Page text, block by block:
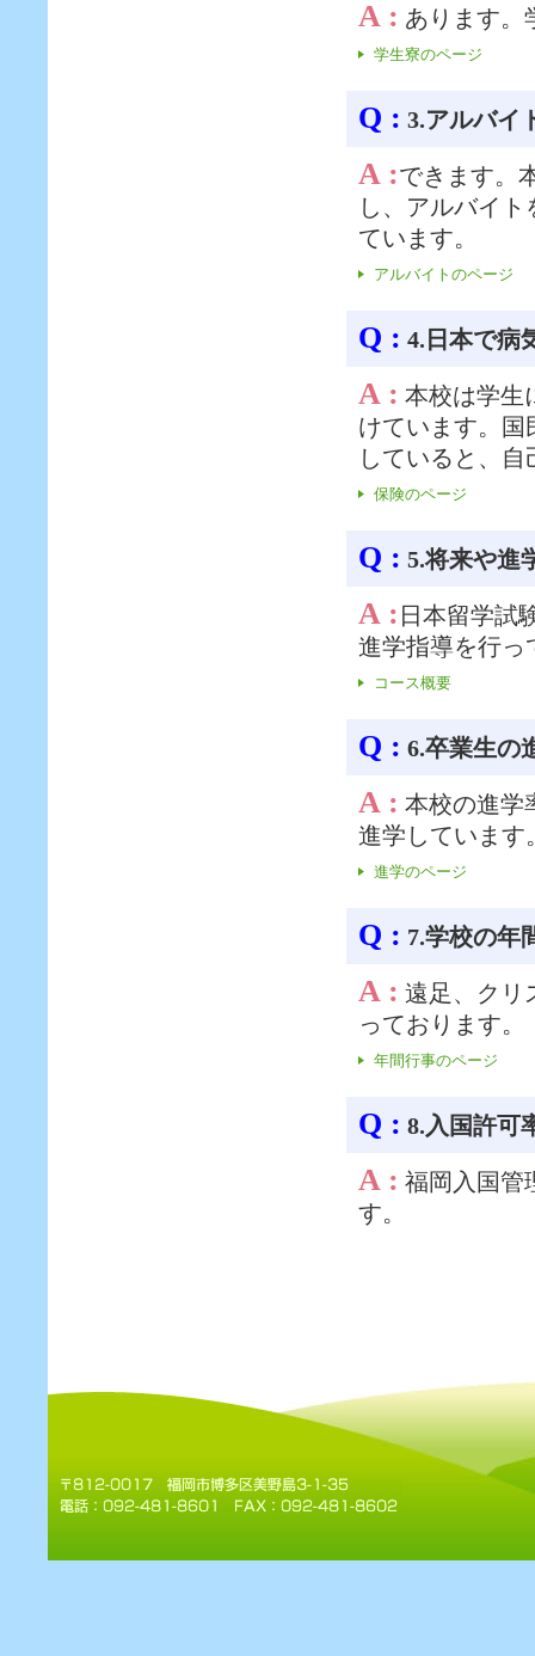
A : あります。
学生寮のページ
Q : 3.アルバイ
A :できます。
し、アルバイ
ています。
アルバイトのページ
Q : 4.日本で病
A : 本校は学生
けています。国
していると、
保険のページ
Q : 5.将来や進
A : 日本留学試
進学指導を行っ
コース概要
Q : 6.卒業生の
A : 本校の進学
進学しています
進学のページ
Q : 7.学校の年
A : 遠足、クリ
っております。
年間行事のページ
Q : 8.入国許可
A : 福岡入国管
す。